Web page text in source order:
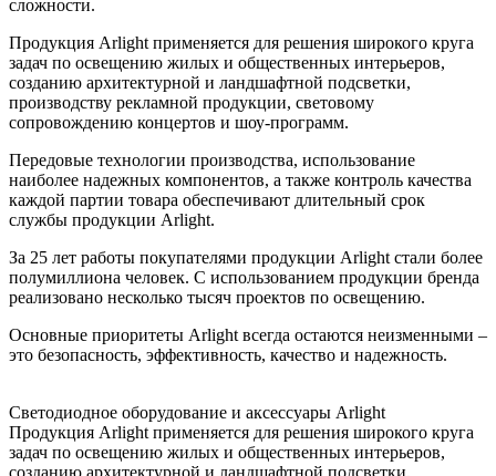
сложности.
Продукция Arlight применяется для решения широкого круга
задач по освещению жилых и общественных интерьеров,
созданию архитектурной и ландшафтной подсветки,
производству рекламной продукции, световому
сопровождению концертов и шоу-программ.
Передовые технологии производства, использование
наиболее надежных компонентов, а также контроль качества
каждой партии товара обеспечивают длительный срок
службы продукции Arlight.
За 25 лет работы покупателями продукции Arlight стали более
полумиллиона человек. С использованием продукции бренда
реализовано несколько тысяч проектов по освещению.
Основные приоритеты Arlight всегда остаются неизменными –
это безопасность, эффективность, качество и надежность.
Светодиодное оборудование и аксессуары Arlight
Продукция Arlight применяется для решения широкого круга
задач по освещению жилых и общественных интерьеров,
созданию архитектурной и ландшафтной подсветки,